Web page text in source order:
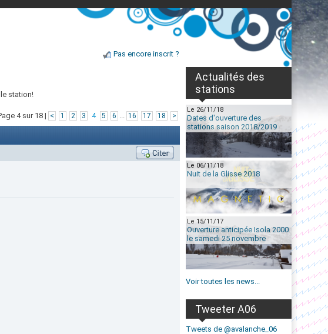
Pas encore inscrit ?
station!
4 sur 18 | < 1 2 3 4 5 6 ... 16 17 18 >
Actualités des
stations
Le 26/11/18
Dates d'ouverture des
stations saison 2018/2019
Le 06/11/18
Nuit de la Glisse 2018
Le 15/11/17
Ouverture anticipée Isola 2000
le samedi 25 novembre
Voir toutes les news...
Tweeter A06
Tweets de @avalanche_06